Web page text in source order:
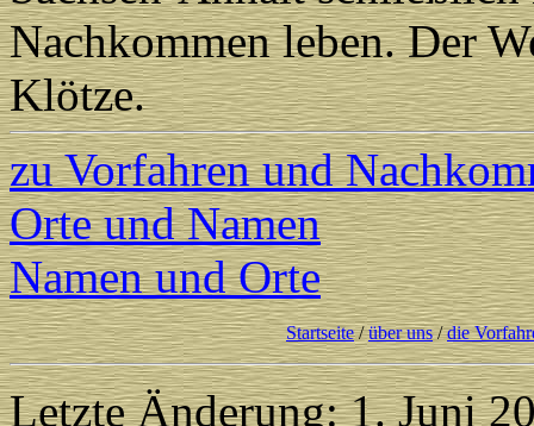
Nachkommen leben. Der
Klötze.
zu Vorfahren und
Orte und Namen
Namen und Orte
Startseite/über uns/die
Letzte Änderung: 1. Juni